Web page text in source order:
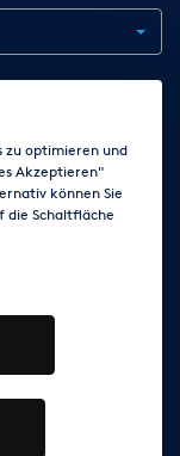
ändern
- Alle Rechte
Eigentümern.
zu optimieren und
Akzeptieren"
können Sie
die Schaltfläche